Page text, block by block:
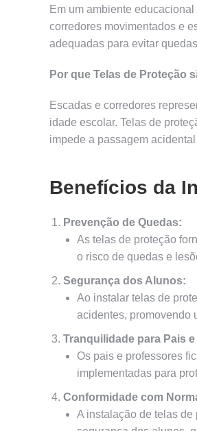
Em um ambiente
corredores movimentados e
adequadas para evitar
Por que Telas de Proteção
Escadas e corredores
idade escolar. Telas de
impede a passagem
Benefícios da
Prevenção de Quedas:
As telas de proteção
o risco de quedas e
Segurança dos Alunos:
Ao instalar telas de
acidentes, promovendo
Tranquilidade para Pais
Os pais e professores
implementadas para
Conformidade com
A instalação de telas de